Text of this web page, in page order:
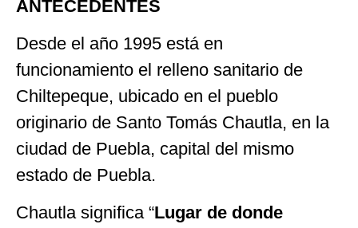
ANTECEDENTES
Desde el año 1995 está en
funcionamiento el relleno sanitario de
Chiltepeque, ubicado en el pueblo
originario de Santo Tomás Chautla, en la
ciudad de Puebla, capital del mismo
estado de Puebla.
Chautla significa “Lugar de donde